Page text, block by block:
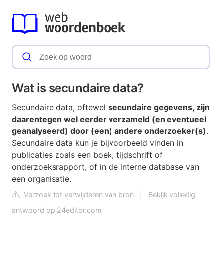
Wat is secundaire data?
Secundaire data, oftewel secundaire gegevens, zijn
daarentegen wel eerder verzameld (en eventueel
geanalyseerd) door (een) andere onderzoeker(s).
Secundaire data kun je bijvoorbeeld vinden in
publicaties zoals een boek, tijdschrift of
onderzoeksrapport, of in de interne database van
een organisatie.
Verzoek tot verwijderen van bron
Bekijk volledig
antwoord op 24editor.com